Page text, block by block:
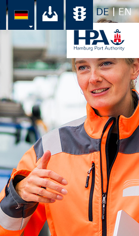
DE EN
im
Suche Ihr Download-